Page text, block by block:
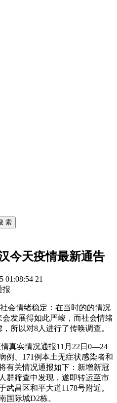
索
今天疫情最新通告
01:08:54 21
报
会情绪稳定：在当时的的情况
发展得如此严峻，而社会情绪
所以对8人进行了传唤调查。
真实情况通报11月22日0—24
例、171例本土无症状感染者和
有关情况通报如下：新增新冠
群筛查中发现，遂即转运至市
武昌区和平大道1178号附近。
国际城D2栋。